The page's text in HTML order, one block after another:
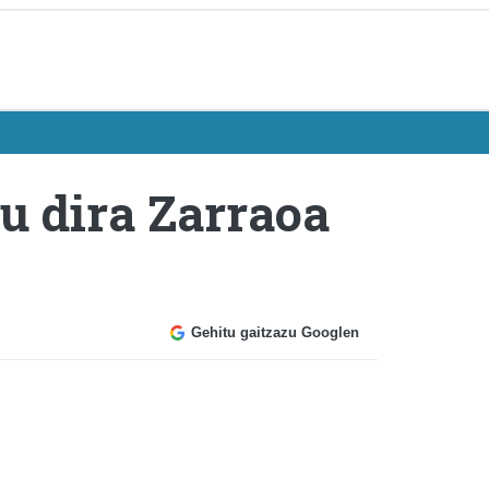
dira Zarraoa
Gehitu gaitzazu Googlen